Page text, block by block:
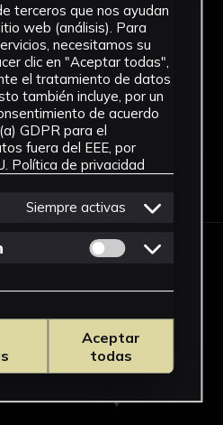
de este tipo en
de Exposiciones
Editorial US
terceros que nos ayudan
web (análisis). Para
necesitamos su
clic en "Aceptar todas",
el tratamiento de datos
también incluye, por un
de acuerdo
GDPR para el
fuera del EEE, por
Política de privacidad
Siempre activas
Permitir cookies
Aceptar
todas